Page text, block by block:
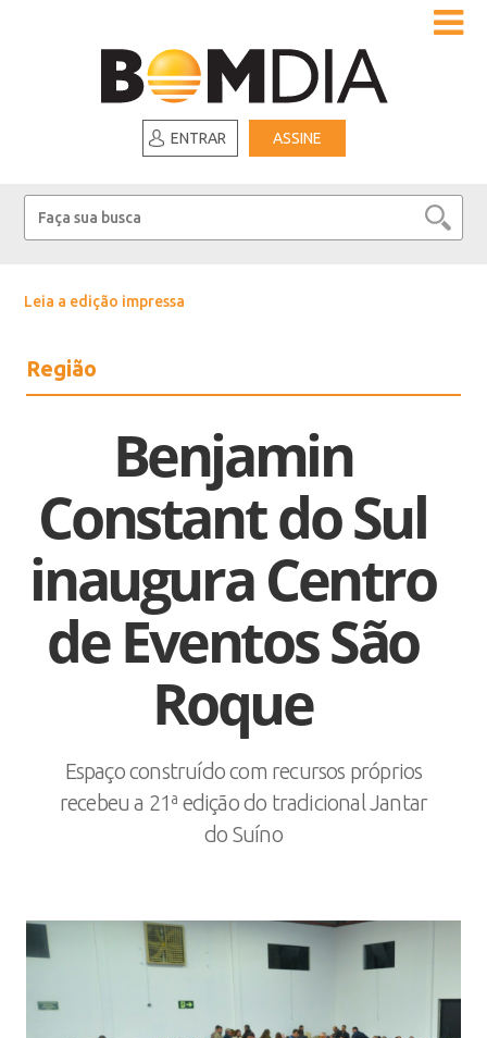
ENTRAR ASSINE
Leia a edição impressa
Região
Benjamin
Constant do Sul
inaugura Centro
de Eventos São
Roque
Espaço construído com recursos próprios
recebeu a 21ª edição do tradicional Jantar
do Suíno